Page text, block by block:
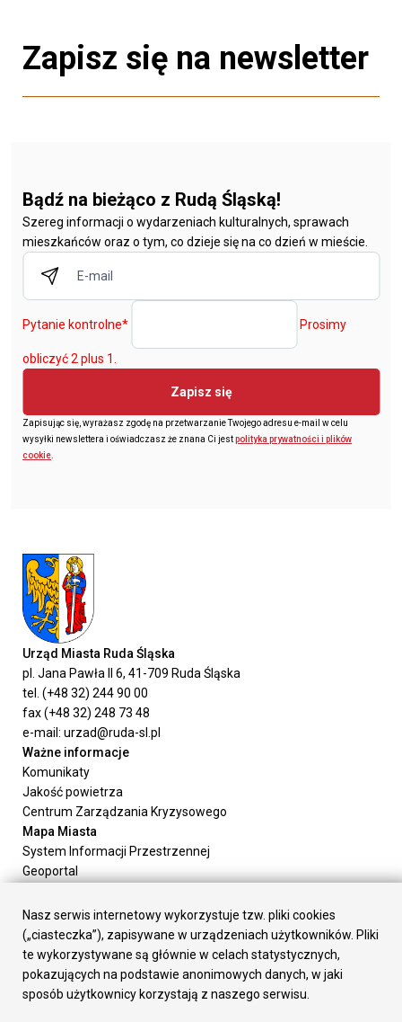
Zapisz się na newsletter
Bądź na bieżąco z Rudą Śląską!
Szereg informacji o wydarzeniach kulturalnych, sprawach
mieszkańców oraz o tym, co dzieje się na co dzień w mieście.
Pytanie kontrolne* Prosimy
obliczyć 2 plus 1.
Zapisz się
Zapisując się, wyrażasz zgodę na przetwarzanie Twojego adresu e-mail w celu
wysyłki newslettera i oświadczasz że znana Ci jestpolityka prywatności i plików
cookie.
Urząd Miasta Ruda Śląska
pl. Jana Pawła II 6, 41-709 Ruda Śląska
tel. (+48 32) 244 90 00
fax (+48 32) 248 73 48
e-mail: urzad@ruda-sl.pl
Ważne informacje
Komunikaty
Jakość powietrza
Centrum Zarządzania Kryzysowego
Mapa Miasta
System Informacji Przestrzennej
Geoportal
Załatw sprawę
Prezydent Miasta
Rada Miasta
Wydziały
Elektroniczna Skrzynka Podawcza
Nasz serwis internetowy wykorzystuje tzw. pliki cookies
(„ciasteczka”), zapisywane w urządzeniach użytkowników. Pliki
te wykorzystywane są głównie w celach statystycznych,
pokazujących na podstawie anonimowych danych, w jaki
sposób użytkownicy korzystają z naszego serwisu.